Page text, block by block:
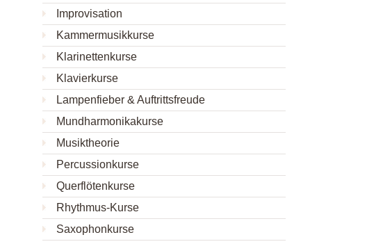
Improvisation
Kammermusikkurse
Klarinettenkurse
Klavierkurse
Lampenfieber & Auftrittsfreude
Mundharmonikakurse
Musiktheorie
Percussionkurse
Querflötenkurse
Rhythmus-Kurse
Saxophonkurse